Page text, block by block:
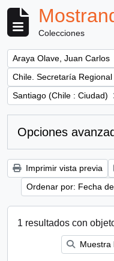
Colecciones
Remove filter:
Araya Olave, Juan Carlos
Remove filter:
Remove filter:
Santiago (Chile : Ciudad)
Opciones
Imprimir vista previa
Ordenar por: Fecha
1 resultados con
Muestra